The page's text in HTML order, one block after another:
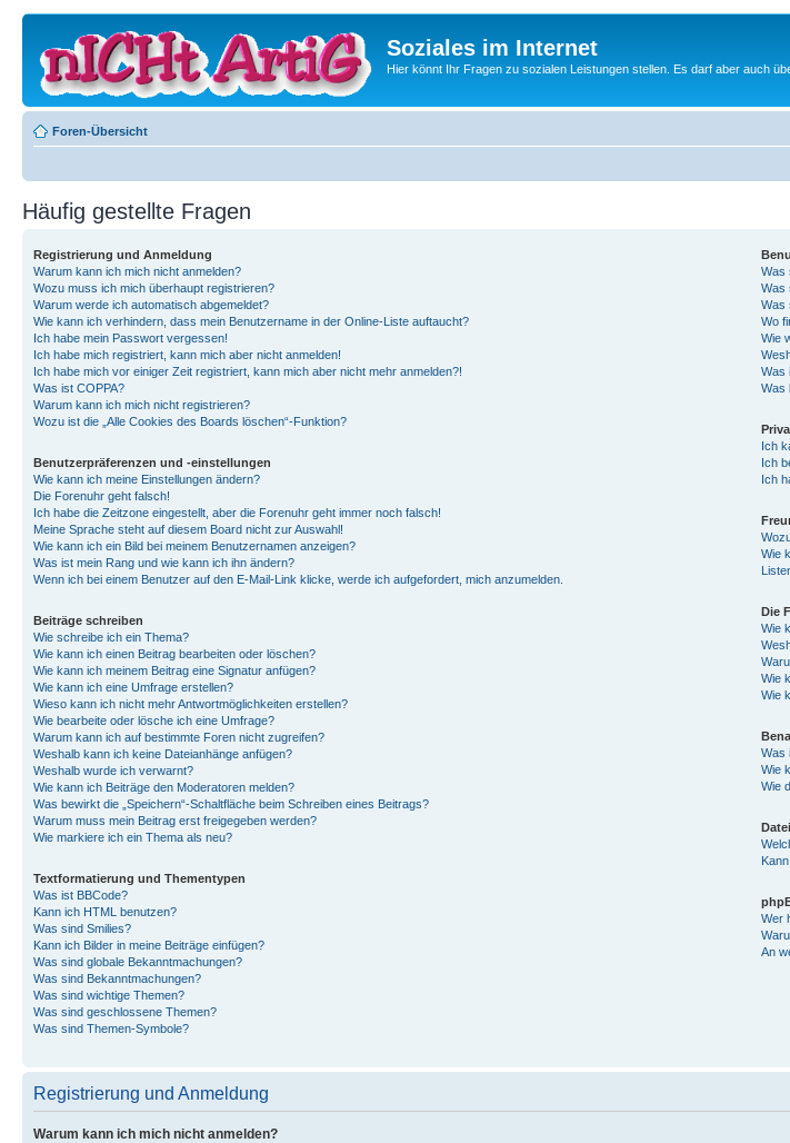
Soziales im Internet
Hier könnt Ihr Fragen zu sozialen Leistungen stellen. Es darf aber auch
Foren-Übersicht
Häufig gestellte Fragen
Registrierung und Anmeldung
Warum kann ich mich nicht anmelden?
Wozu muss ich mich überhaupt registrieren?
Warum werde ich automatisch abgemeldet?
Wie kann ich verhindern, dass mein Benutzername in der Online-Liste auftaucht?
Ich habe mein Passwort vergessen!
Ich habe mich registriert, kann mich aber nicht anmelden!
Ich habe mich vor einiger Zeit registriert, kann mich aber nicht mehr anmelden?!
Was ist COPPA?
Warum kann ich mich nicht registrieren?
Wozu ist die „Alle Cookies des Boards löschen“-Funktion?
Benutzerpräferenzen und -einstellungen
Wie kann ich meine Einstellungen ändern?
Die Forenuhr geht falsch!
Ich habe die Zeitzone eingestellt, aber die Forenuhr geht immer noch falsch!
Meine Sprache steht auf diesem Board nicht zur Auswahl!
Wie kann ich ein Bild bei meinem Benutzernamen anzeigen?
Was ist mein Rang und wie kann ich ihn ändern?
Wenn ich bei einem Benutzer auf den E-Mail-Link klicke, werde ich aufgefordert, mich anzumelden.
Beiträge schreiben
Wie schreibe ich ein Thema?
Wie kann ich einen Beitrag bearbeiten oder löschen?
Wie kann ich meinem Beitrag eine Signatur anfügen?
Wie kann ich eine Umfrage erstellen?
Wieso kann ich nicht mehr Antwortmöglichkeiten erstellen?
Wie bearbeite oder lösche ich eine Umfrage?
Warum kann ich auf bestimmte Foren nicht zugreifen?
Weshalb kann ich keine Dateianhänge anfügen?
Weshalb wurde ich verwarnt?
Wie kann ich Beiträge den Moderatoren melden?
Was bewirkt die „Speichern“-Schaltfläche beim Schreiben eines Beitrags?
Warum muss mein Beitrag erst freigegeben werden?
Wie markiere ich ein Thema als neu?
Textformatierung und Thementypen
Was ist BBCode?
Kann ich HTML benutzen?
Was sind Smilies?
Kann ich Bilder in meine Beiträge einfügen?
Was sind globale Bekanntmachungen?
Was sind Bekanntmachungen?
Was sind wichtige Themen?
Was sind geschlossene Themen?
Was sind Themen-Symbole?
Was
Was
Was
Wo
Wie
Was
Was
Ich
Ich
Ich
Wie
Die
Wie
Wie
Wie
Was
Wie
Wie
Wer
An
Registrierung und Anmeldung
Warum kann ich mich nicht anmelden?